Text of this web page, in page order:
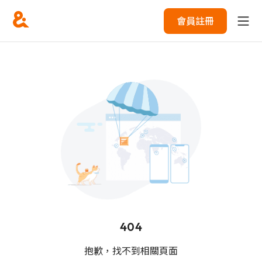
會員註冊
404
抱歉，找不到相關頁面